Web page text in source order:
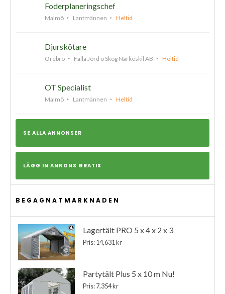
Foderplaneringschef
Malmö Lantmännen Heltid
Djurskötare
Örebro Falla Jord o Skog Närkeskil AB Heltid
OT Specialist
Malmö Lantmännen Heltid
SE ALLA ANNONSER
LÄGG IN ANNONS GRATIS
BEGAGNATMARKNADEN
Lagertält PRO 5 x 4 x 2 x 3
Pris: 14,631 kr
Partytält Plus 5 x 10 m Nu!
Pris: 7,354 kr